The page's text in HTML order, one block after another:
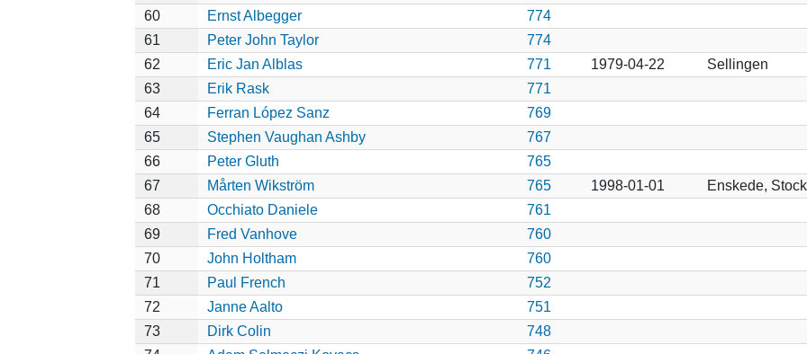
60
Ernst Albegger
774
61
Peter John Taylor
774
62
Eric Jan Alblas 771 1979-04-22
Sellingen
63
Erik Rask
771
64
Ferran López Sanz
769
65
Stephen Vaughan Ashby
767
66
Peter Gluth
765
67
Mårten Wikström 765 1998-01-01
Enskede,
68
Occhiato Daniele
761
69
Fred Vanhove
760
70
John Holtham
760
71
Paul French
752
72
Janne Aalto
751
73
Dirk Colin
748